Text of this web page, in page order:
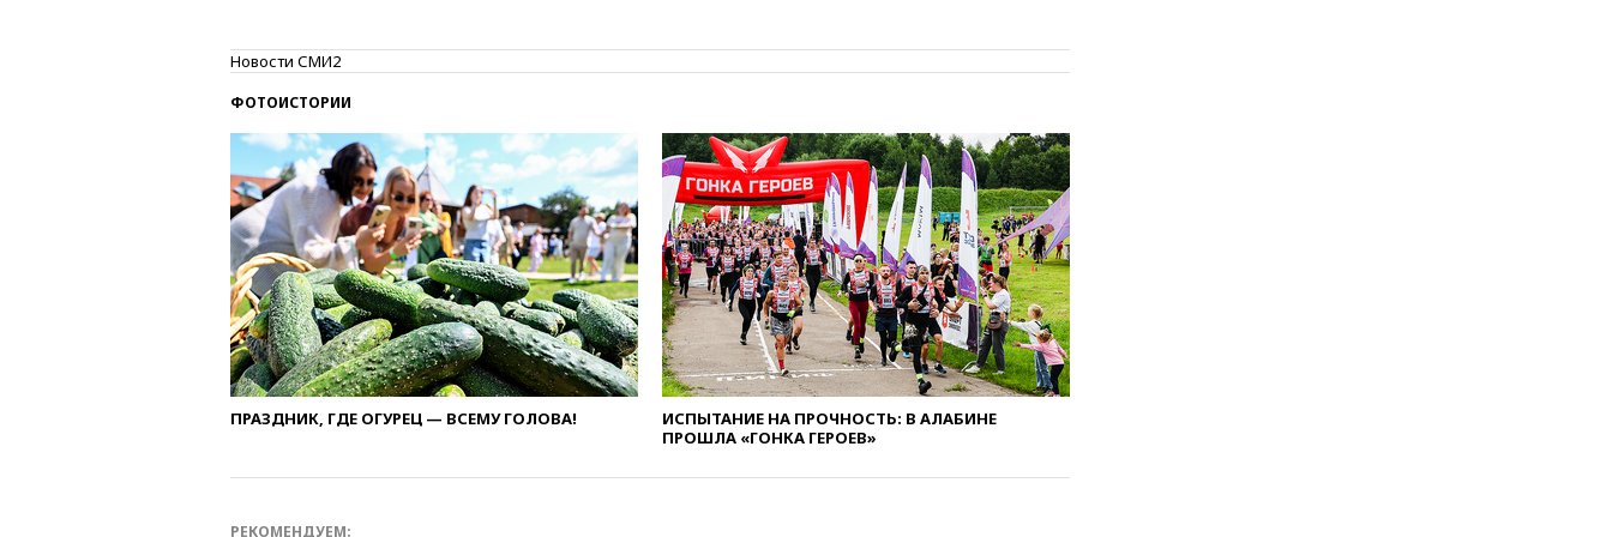
крайне низкого уровня
13:11Путин обсудил с
президентом ОАЭ ситуацию в
Персидском заливе и на
Украине
13:09Суд обязал москвичку
выселить из квартиры
крокодила, лису и других
животных
12:51Россия планирует
запустить групповые
безвизовые турпоездки для
Вьетнама
Новости СМИ2
ФОТОИСТОРИИ
ПРАЗДНИК, ГДЕ ОГУРЕЦ — ВСЕМУ ГОЛОВА!
ИСПЫТАНИЕ НА ПРОЧНОСТЬ: В АЛАБИНЕ
ПРОШЛА «ГОНКА ГЕРОЕВ»
РЕКОМЕНДУЕМ: